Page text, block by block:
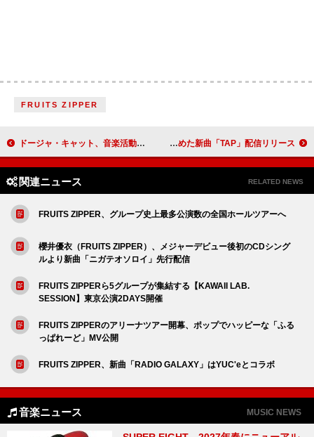
FRUITS ZIPPER
ドージャ・キャット、音楽活動から“3年ぐらい”離れたいと明かす A.B.C-Z、力強いメッセージを込めた新曲「TAP」配信リリース
関連ニュース RELATED NEWS
FRUITS ZIPPER、グループ史上最多公演数の全国ホールツアーへ
櫻井優衣（FRUITS ZIPPER）、メジャーデビュー後初のCDシング
ルより新曲「ニガテオソロイ」先行配信
FRUITS ZIPPERら5グループが集結する【KAWAII LAB.
SESSION】東京公演2DAYS開催
FRUITS ZIPPERのアリーナツアー開幕、ポップでハッピーな「ふる
っぱれーど」MV公開
FRUITS ZIPPER、新曲「RADIO GALAXY」はYUC'eとコラボ
音楽ニュース MUSIC NEWS